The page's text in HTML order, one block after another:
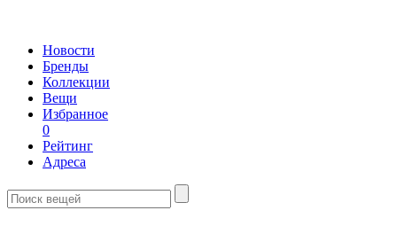
Новости
Бренды
Коллекции
Вещи
Избранное
0
Рейтинг
Адреса